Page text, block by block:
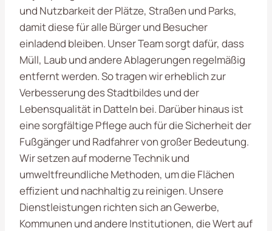
und Nutzbarkeit der Plätze, Straßen und Parks,
damit diese für alle Bürger und Besucher
einladend bleiben. Unser Team sorgt dafür, dass
Müll, Laub und andere Ablagerungen regelmäßig
entfernt werden. So tragen wir erheblich zur
Verbesserung des Stadtbildes und der
Lebensqualität in Datteln bei. Darüber hinaus ist
eine sorgfältige Pflege auch für die Sicherheit der
Fußgänger und Radfahrer von großer Bedeutung.
Wir setzen auf moderne Technik und
umweltfreundliche Methoden, um die Flächen
effizient und nachhaltig zu reinigen. Unsere
Dienstleistungen richten sich an Gewerbe,
Kommunen und andere Institutionen, die Wert auf